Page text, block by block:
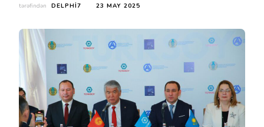
tərəfindən DELPHI7 23 MAY 2025